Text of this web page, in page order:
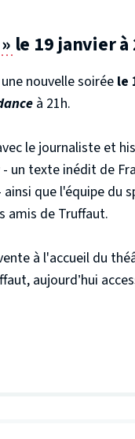
le 19 janvier à
nouvelle soirée le
à 21h.
le journaliste et
- un texte inédit de
que l'équipe du
amis de Truffaut.
à l'accueil du
aujourd’hui